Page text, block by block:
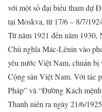
với một số đại biểu tham dự
tại Moskva, từ 17/6 – 8/7/
Từ năm 1921 đến năm
Chủ nghĩa Mác-Lênin vào
yêu nước Việt Nam, chuẩn
Cộng sản Việt Nam. Với tác
Pháp” và “Đường Kách
Thanh niên ra ngày 21/6/